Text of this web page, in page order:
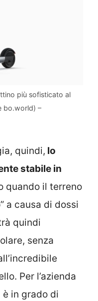
più sofisticato al
bo.world) –
quindi, lo
stabile in
quando il terreno
a causa di dossi
quindi
senza
Per l’azienda
in grado di